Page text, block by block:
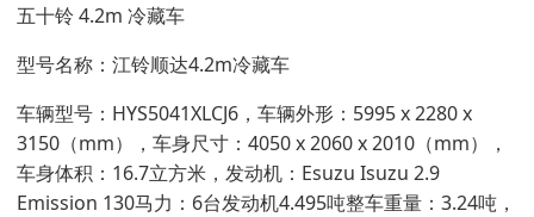
五十铃 4.2m 冷藏车
型号名称：江铃顺达4.2m冷藏车
车辆型号：HYS5041XLCJ6，车辆外形：5995 x 2280 x
3150（mm），车身尺寸：4050 x 2060 x 2010（mm），
车身体积：16.7立方米，发动机：Esuzu Isuzu 2.9
Emission 130马力：6台发动机4.495吨整车重量：3.24吨，